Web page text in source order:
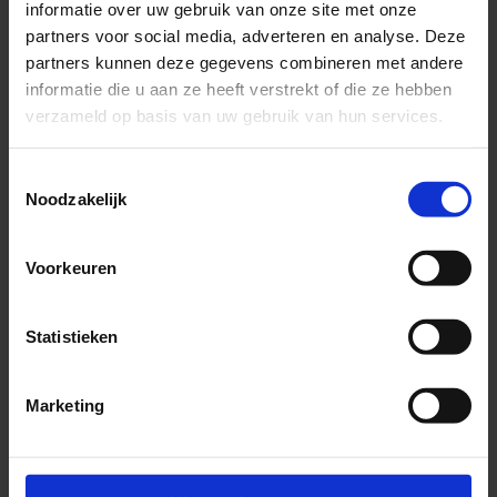
informatie over uw gebruik van onze site met onze
partners voor social media, adverteren en analyse. Deze
partners kunnen deze gegevens combineren met andere
informatie die u aan ze heeft verstrekt of die ze hebben
verzameld op basis van uw gebruik van hun services.
Noodzakelijk
Voorkeuren
Statistieken
Marketing
Draag bij een zwemwedstrijd bij voorkeur een wetsuit
of trisuit als het (water) koud is. Dit is vaak ook
verplicht. Check de reels bij de organisatie.
Tijdens zwemmen kun je gemakkelijk onderkoeld
raken. Dit gebeurt vaak ongemerkt. Verschijnselen
van onderkoeling zijn een blekere huid, rillen,
onderkoeling ook kramp krijgen. Heb je symptomen?
warm wordt. Vraag hulp aan de aanwezige EHBO-ers.
Warm na afloop zo nodig snel op met een warme
Ook bij koud weer kan er sprake zijn van een slechte
van kortademigheid en benauwdheid, vooral tijdens
inspanning. Mensen met gevoelige luchtwegen
sporten bij smog.